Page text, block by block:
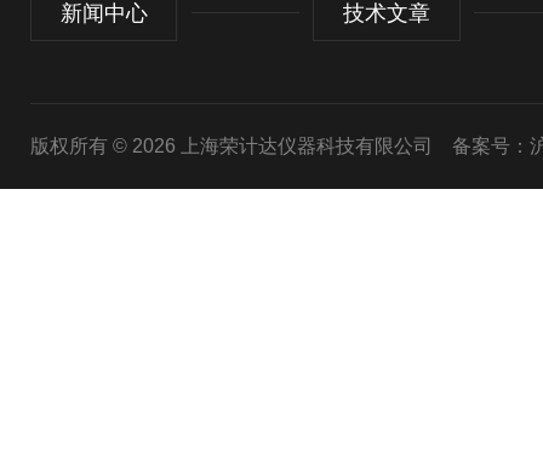
新闻中心 技术文章
版权所有 © 2026 上海荣计达仪器科技有限公司 备案号：